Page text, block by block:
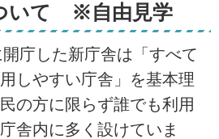
いて ※自由見学
庁した新庁舎は「すべて
しやすい庁舎」を基本理
の方に限らず誰でも利用
舎内に多く設けていま